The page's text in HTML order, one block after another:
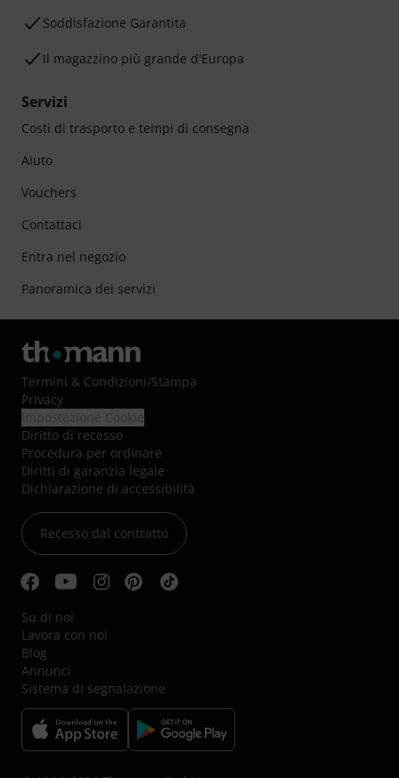
Soddisfazione Garantita
Il magazzino più grande d'Europa
Servizi
Costi di trasporto e tempi di consegna
Aiuto
Vouchers
Contattaci
Entra nel negozio
Panoramica dei servizi
Termini & Condizioni/Stampa
Privacy
Diritto di recesso
Procedura per ordinare
Diritti di garanzia legale
Dichiarazione di accessibilità
Recesso dal contratto
Su di noi
Lavora con noi
Blog
Annunci
Sistema di segnalazione